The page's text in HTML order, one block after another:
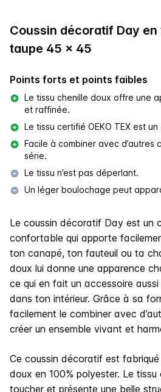
Coussin décoratif Day
taupe 45 x 45
Points forts et points faibles
Le tissu chenille doux offre une
et raffinée.
Le tissu certifié OEKO TEX est
Facile à combiner avec d’autres
série.
Le tissu n’est pas déperlant.
Un léger boulochage peut
Le coussin décoratif Day est un
confortable qui apporte
ton canapé, ton fauteuil ou ta
doux lui donne une apparence
ce qui en fait un accessoire aussi
dans ton intérieur. Grâce à sa
facilement le combiner avec
créer un ensemble vivant et
Ce coussin décoratif est
doux en 100% polyester. Le
toucher et présente une belle